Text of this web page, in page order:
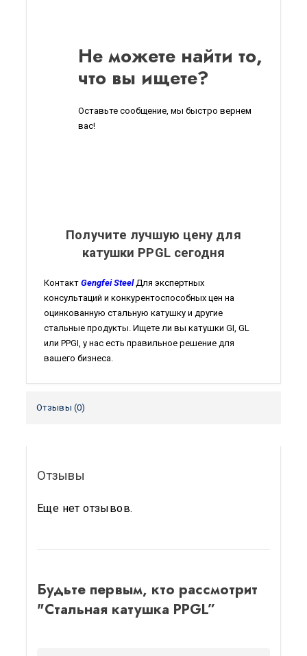
Не можете найти то,
что вы ищете?
Оставьте сообщение, мы быстро вернем
вас!
Получите лучшую цену для
катушки PPGL сегодня
Контакт Gengfei SteelДля экспертных
консультаций и конкурентоспособных цен на
оцинкованную стальную катушку и другие
стальные продукты. Ищете ли вы катушки GI, GL
или PPGI, у нас есть правильное решение для
вашего бизнеса.
Отзывы (0)
Отзывы
Еще нет отзывов.
Будьте первым, кто рассмотрит
"Стальная катушка PPGL”